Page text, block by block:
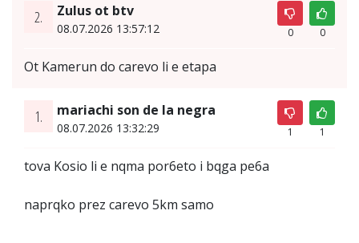
2. Zulus ot btv
08.07.2026 13:57:12 0 0
Ot Kamerun do carevo li e etapa
1. mariachi son de la negra
08.07.2026 13:32:29 1 1
tova Kosio li e nqma por6eto i bqga pe6a
naprqko prez carevo 5km samo